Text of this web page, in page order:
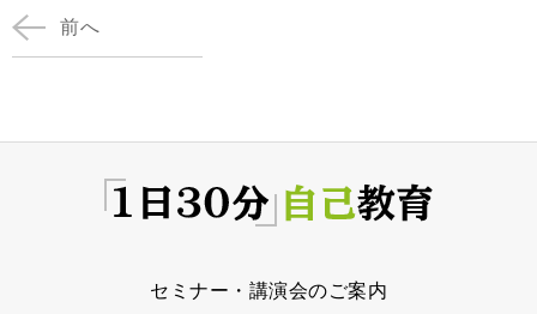
前へ
セミナー・講演会のご案内